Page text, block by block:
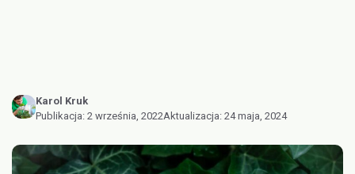
Karol Kruk
Publikacja: 2 września, 2022Aktualizacja: 24 maja, 2024